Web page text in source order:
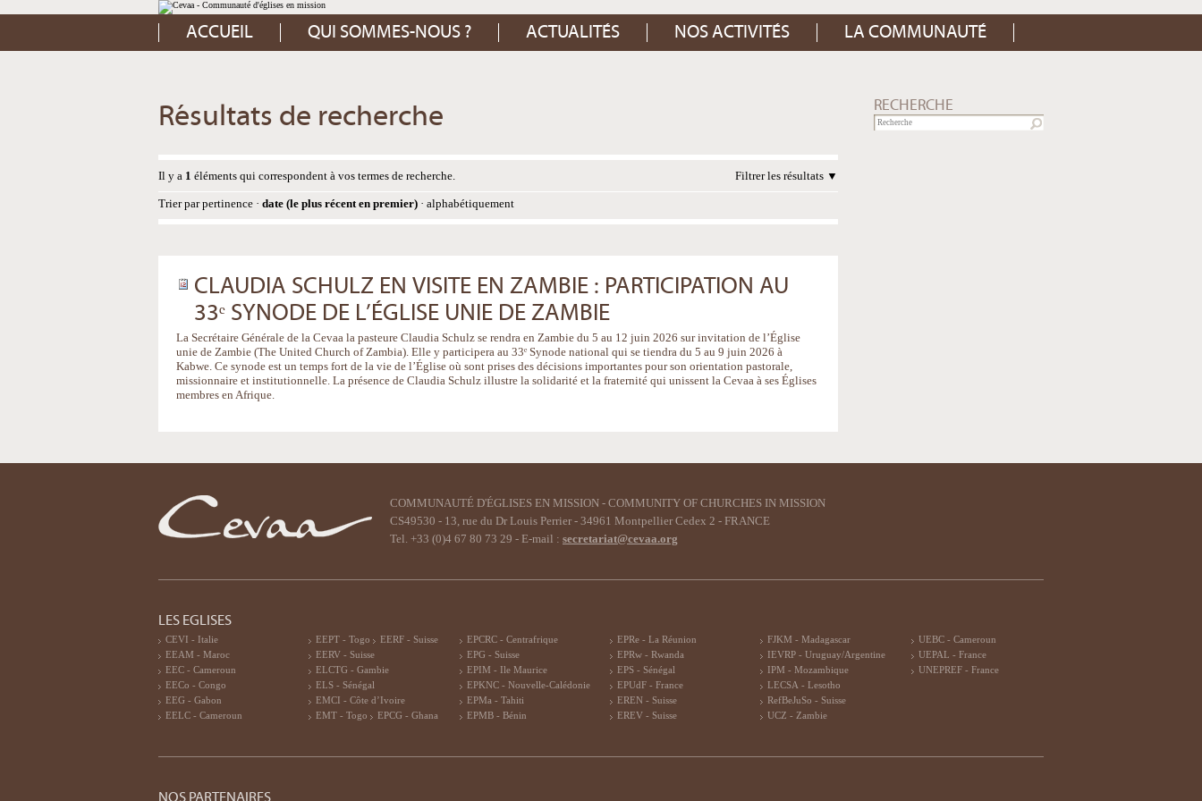
Aller
au
contenu.
Aller
à
Outils
personnels
ACCUEIL QUI SOMMES-NOUS ? ACTUALITÉS NOS ACTIVITÉS LA COMMUNAUTÉ
RECHERCHE
Résultats de recherche
Il y a 1 éléments qui correspondent à vos termes de recherche. Filtrer les résultats
Trier par pertinence · date (le plus récent en premier) · alphabétiquement
CLAUDIA SCHULZ EN VISITE EN ZAMBIE : PARTICIPATION AU
33ᵉ SYNODE DE L’ÉGLISE UNIE DE ZAMBIE
La Secrétaire Générale de la Cevaa la pasteure Claudia Schulz se rendra en Zambie du 5 au 12 juin 2026 sur invitation de l’Église
unie de Zambie (The United Church of Zambia). Elle y participera au 33ᵉ Synode national qui se tiendra du 5 au 9 juin 2026 à
Kabwe. Ce synode est un temps fort de la vie de l’Église où sont prises des décisions importantes pour son orientation pastorale,
missionnaire et institutionnelle. La présence de Claudia Schulz illustre la solidarité et la fraternité qui unissent la Cevaa à ses Églises
membres en Afrique.
COMMUNAUTÉ D'ÉGLISES EN MISSION - COMMUNITY OF CHURCHES IN MISSION
CS49530 - 13, rue du Dr Louis Perrier - 34961 Montpellier Cedex 2 - FRANCE
Tel. +33 (0)4 67 80 73 29 - E-mail : secretariat@cevaa.org
LES EGLISES
CEVI - Italie
EEAM - Maroc
EEC - Cameroun
EECo - Congo
EEG - Gabon
EELC - Cameroun
EEPT - Togo
EERF - Suisse
EERV - Suisse
ELCTG - Gambie
ELS - Sénégal
EMCI - Côte d’Ivoire
EMT - Togo
EPCG - Ghana
EPCRC - Centrafrique
EPG - Suisse
EPIM - Ile Maurice
EPKNC - Nouvelle-Calédonie
EPMa - Tahiti
EPMB - Bénin
EPRe - La Réunion
EPRw - Rwanda
EPS - Sénégal
EPUdF - France
EREN - Suisse
EREV - Suisse
FJKM - Madagascar
IEVRP - Uruguay/Argentine
IPM - Mozambique
LECSA - Lesotho
RefBeJuSo - Suisse
UCZ - Zambie
UEBC - Cameroun
UEPAL - France
UNEPREF - France
NOS PARTENAIRES